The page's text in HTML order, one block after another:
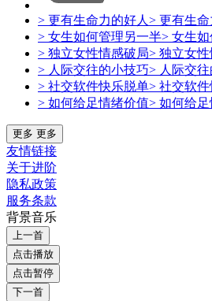
> 更有生命力的好人 > 更有生命
> 女生如何管理另一半> 女生
> 独立女性情感破局> 独立女
> 人际交往的小技巧> 人际交
> 社交软件快乐脱单> 社交软
> 如何给足情绪价值> 如何给
更多 更多
友情链接
关于进阶
隐私政策
服务条款
背景音乐
上一首
点击播放
点击暂停
下一首